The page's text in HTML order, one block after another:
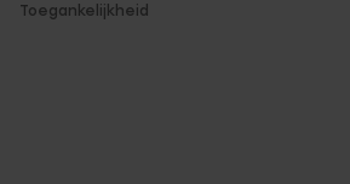
Toegankelijkheid